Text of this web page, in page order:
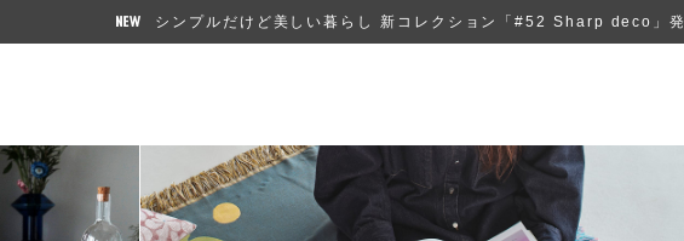
シンプルだけど美しい暮らし 新コレクション「#52 Sharp deco」